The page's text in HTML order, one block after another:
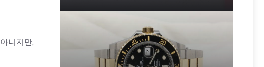
니지만,